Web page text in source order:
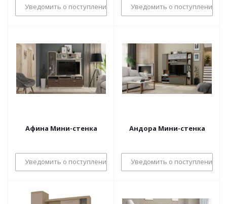
Уведомить о поступлении Уведомить о поступлении
Афина Мини-стенка
Уведомить о поступлении
Андора Мини-стенка
Уведомить о поступлении